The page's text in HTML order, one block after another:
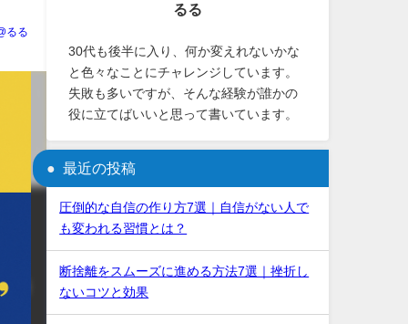
るる
るる
30代も後半に入り、何か変えれないかな
と色々なことにチャレンジしています。
失敗も多いですが、そんな経験が誰かの
役に立てばいいと思って書いています。
最近の投稿
圧倒的な自信の作り方7選｜自信がない人で
も変われる習慣とは？
断捨離をスムーズに進める方法7選｜挫折し
ないコツと効果